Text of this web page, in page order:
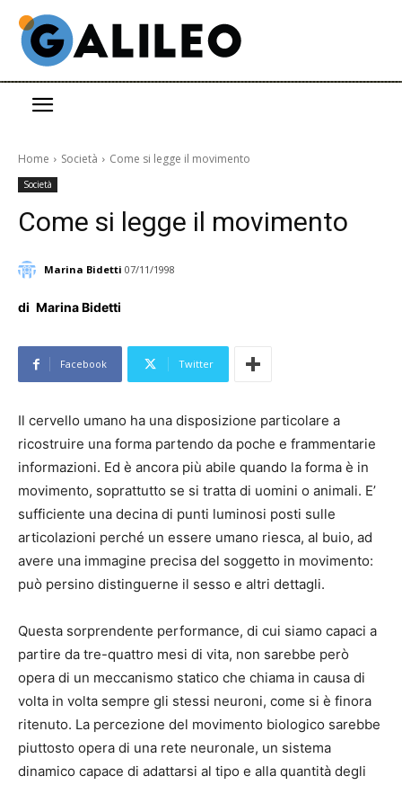
Home Società Come si legge il movimento
Società
Come si legge il movimento
Marina Bidetti 07/11/1998
di Marina Bidetti
Facebook Twitter
Il cervello umano ha una disposizione particolare a
ricostruire una forma partendo da poche e frammentarie
informazioni. Ed è ancora più abile quando la forma è in
movimento, soprattutto se si tratta di uomini o animali. E’
sufficiente una decina di punti luminosi posti sulle
articolazioni perché un essere umano riesca, al buio, ad
avere una immagine precisa del soggetto in movimento:
può persino distinguerne il sesso e altri dettagli.
Questa sorprendente performance, di cui siamo capaci a
partire da tre-quattro mesi di vita, non sarebbe però
opera di un meccanismo statico che chiama in causa di
volta in volta sempre gli stessi neuroni, come si è finora
ritenuto. La percezione del movimento biologico sarebbe
piuttosto opera di una rete neuronale, un sistema
dinamico capace di adattarsi al tipo e alla quantità degli